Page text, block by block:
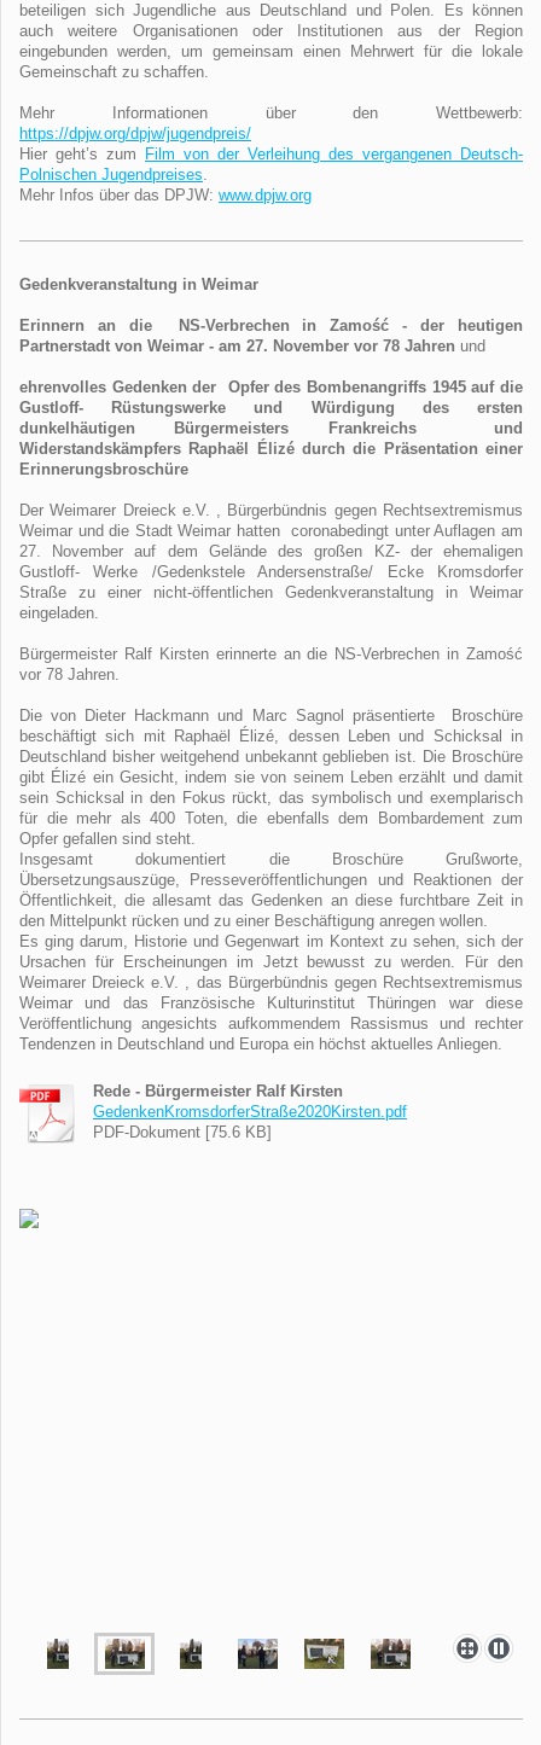
beteiligen sich Jugendliche aus Deutschland und Polen. Es können
auch weitere Organisationen oder Institutionen aus der Region
eingebunden werden, um gemeinsam einen Mehrwert für die lokale
Gemeinschaft zu schaffen.
Mehr Informationen über den Wettbewerb:
https://dpjw.org/dpjw/jugendpreis/
Hier geht’s zum
Film von der Verleihung des vergangenen Deutsch-
Polnischen Jugendpreises
Mehr Infos über das DPJW: www.dpjw.org
Gedenkveranstaltung in Weimar
Erinnern an die NS-Verbrechen in Zamość - der heutigen
Partnerstadt von Weimar - am 27. November vor 78 Jahren und
ehrenvolles Gedenken der Opfer des Bombenangriffs 1945 auf die
Gustloff- Rüstungswerke und Würdigung des ersten
dunkelhäutigen Bürgermeisters Frankreichs und
Widerstandskämpfers Raphaël Élizé durch die Präsentation einer
Erinnerungsbroschüre
Der Weimarer Dreieck e.V. , Bürgerbündnis gegen Rechtsextremismus
Weimar und die Stadt Weimar hatten coronabedingt unter Auflagen am
27. November auf dem Gelände des großen KZ- der ehemaligen
Gustloff- Werke /Gedenkstele Andersenstraße/ Ecke Kromsdorfer
Straße zu einer nicht-öffentlichen Gedenkveranstaltung in Weimar
eingeladen.
Bürgermeister Ralf Kirsten erinnerte an die NS-Verbrechen in Zamość
vor 78 Jahren.
Die von Dieter Hackmann und Marc Sagnol präsentierte Broschüre
beschäftigt sich mit Raphaël Élizé, dessen Leben und Schicksal in
Deutschland bisher weitgehend unbekannt geblieben ist. Die Broschüre
gibt Élizé ein Gesicht, indem sie von seinem Leben erzählt und damit
sein Schicksal in den Fokus rückt, das symbolisch und exemplarisch
für die mehr als 400 Toten, die ebenfalls dem Bombardement zum
Opfer gefallen sind steht.
Insgesamt dokumentiert die Broschüre Grußworte,
Übersetzungsauszüge, Presseveröffentlichungen und Reaktionen der
Öffentlichkeit, die allesamt das Gedenken an diese furchtbare Zeit in
den Mittelpunkt rücken und zu einer Beschäftigung anregen wollen.
Es ging darum, Historie und Gegenwart im Kontext zu sehen, sich der
Ursachen für Erscheinungen im Jetzt bewusst zu werden. Für den
Weimarer Dreieck e.V. , das Bürgerbündnis gegen Rechtsextremismus
Weimar und das Französische Kulturinstitut Thüringen war diese
Veröffentlichung angesichts aufkommendem Rassismus und rechter
Tendenzen in Deutschland und Europa ein höchst aktuelles Anliegen.
Rede - Bürgermeister Ralf Kirsten
GedenkenKromsdorferStraße2020Kirsten.pdf
PDF-Dokument [75.6 KB]